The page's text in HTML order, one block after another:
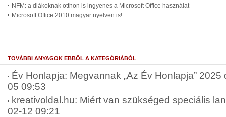
NFM: a diákoknak otthon is ingyenes a Microsoft Office használat
Microsoft Office 2010 magyar nyelven is!
TOVÁBBI ANYAGOK EBBŐL A KATEGÓRIÁBÓL
Év Honlapja: Megvannak „Az Év Honlapja”
05 09:53
kreativoldal.hu: Miért van szükséged speciális
02-12 09:21